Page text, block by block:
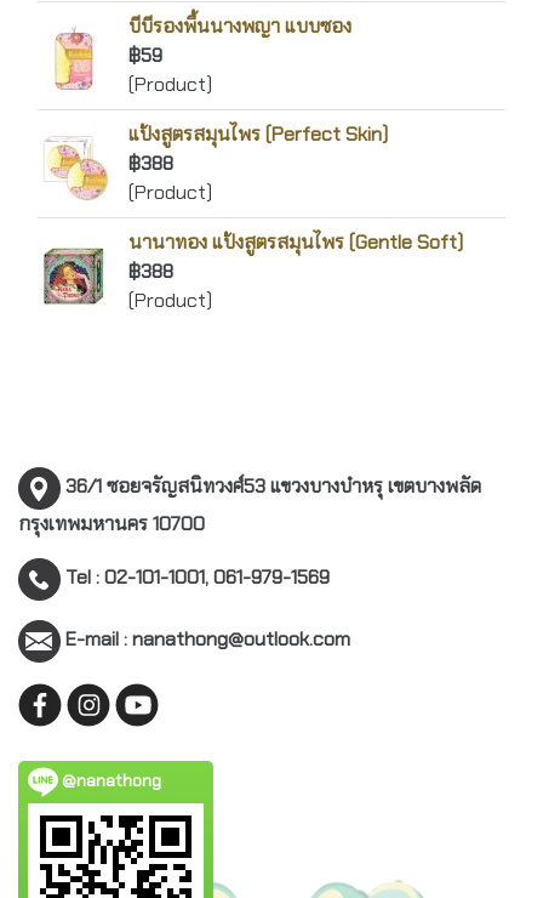
บีบีรองพื้นนางพญา แบบซอง
฿59
(Product)
แป้งสูตรสมุนไพร (Perfect Skin)
฿388
(Product)
นานาทอง แป้งสูตรสมุนไพร (Gentle Soft)
฿388
(Product)
36/1 ซอยจรัญสนิทวงศ์53 แขวงบางบำหรุ เขตบางพลัด
กรุงเทพมหานคร 10700
Tel : 02-101-1001, 061-979-1569
E-mail : nanathong@outlook.com
@nanathong